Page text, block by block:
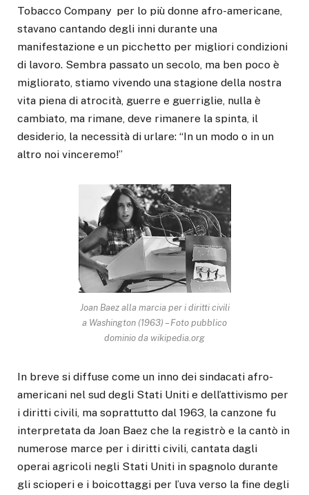
Tobacco Company per lo più donne afro-americane,
stavano cantando degli inni durante una
manifestazione e un picchetto per migliori condizioni
di lavoro. Sembra passato un secolo, ma ben poco è
migliorato, stiamo vivendo una stagione della nostra
vita piena di atrocità, guerre e guerriglie, nulla è
cambiato, ma rimane, deve rimanere la spinta, il
desiderio, la necessità di urlare: “In un modo o in un
altro noi vinceremo!”
Joan Baez alla marcia per i diritti civili
a Washington (1963) – Foto pubblico
dominio da wikipedia.org
In breve si diffuse come un inno dei sindacati afro-
americani nel sud degli Stati Uniti e dell’attivismo per
i diritti civili, ma soprattutto dal 1963, la canzone fu
interpretata da Joan Baez che la registrò e la cantò in
numerose marce per i diritti civili, cantata dagli
operai agricoli negli Stati Uniti in spagnolo durante
gli scioperi e i boicottaggi per l’uva verso la fine degli